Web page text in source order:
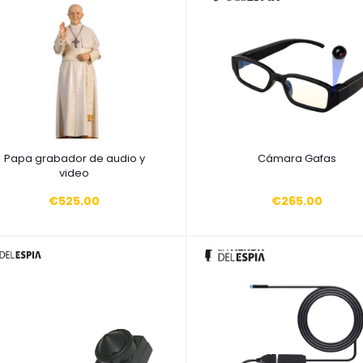
Añadir a la cesta
Papa grabador de audio y
video
€525.00
Añadir a la cesta
Cámara Gafas
€265.00